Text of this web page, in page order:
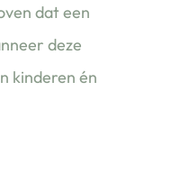
dat een
deze
kinderen én